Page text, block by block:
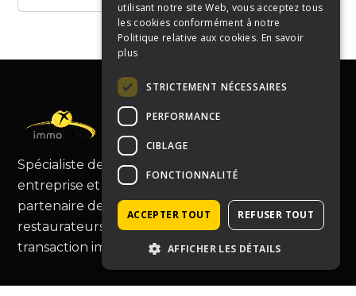
Spécialiste de la cession de fonds de commerce,
entreprise et murs commerciaux, Immopro est le
partenaire de choix pour les commerçants et
restaurateurs, vous guidant au-delà de la simple
transaction immobilière.
utilisant notre site Web, vous acceptez tous
les cookies conformément à notre
Politique relative aux cookies. En savoir
plus
STRICTEMENT NÉCESSAIRES
PERFORMANCE
CIBLAGE
FONCTIONNALITÉ
ACCEPTER TOUT REFUSER TOUT
AFFICHER LES DÉTAILS